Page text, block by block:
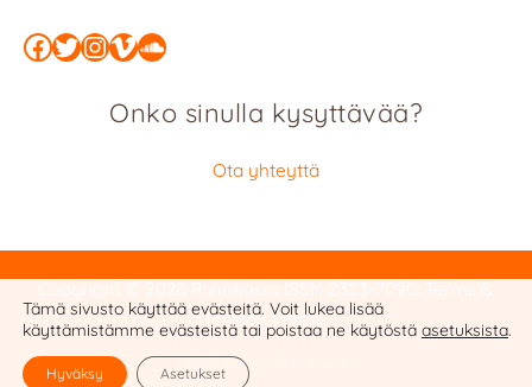
Facebook
Twitter
Instagram
Vimeo
SoundCloud
Onko sinulla kysyttävää?
Ota yhteyttä
Privacy Policy
Website by Cobalt Studio
Tämä sivusto käyttää evästeitä. Voit lukea lisää
käyttämistämme evästeistä tai poistaa ne käytöstä asetuksista.
Hyväksy Asetukset